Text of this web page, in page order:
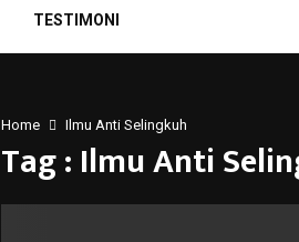
TESTIMONI
Home Ilmu Anti Selingkuh
Tag : Ilmu Anti